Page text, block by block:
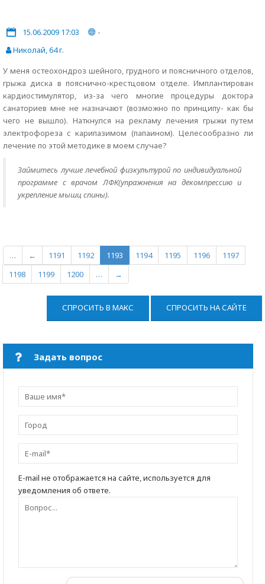
15.06.2009 17:03
-
Николай, 64 г.
У меня остеохондроз шейного, грудного и поясничного отделов,
грыжа диска в пояснично-крестцовом отделе. Имплантирован
кардиостимулятор, из-за чего многие процедуры доктора
санаториев мне не назначают (возможно по принципу- как бы
чего не вышло). Наткнулся на рекламу лечения грыжи путем
электрофореза с карипазимом (папаином). Целесообразно ли
лечение по этой методике в моем случае?
Займитесь лучше лечебной физкультурой по индивидуальной
программе с врачом ЛФК(упражнения на декомпрессию и
укрепление мышц спины).
… ← 1191 1192 1193 1194 1195 1196
1197
1198
1199 1200 … →
СПРОСИТЬ В МАКС СПРОСИТЬ НА САЙТЕ
Задать вопрос
E-mail не отображается на сайте, используется для
уведомления об ответе.